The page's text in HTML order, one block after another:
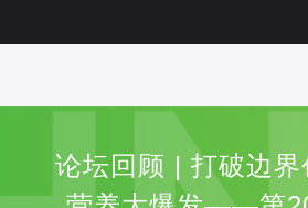
论坛回顾 | 打破边界